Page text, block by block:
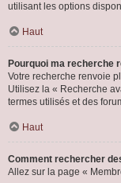
utilisant les options
Haut
Pourquoi ma recherche
Votre recherche renvoie
Utilisez la « Recherche
termes utilisés et des
Haut
Comment rechercher
Allez sur la page «